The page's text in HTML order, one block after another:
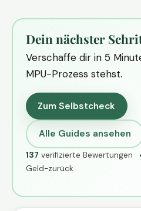
Dein nächster
Verschaffe dir in 5
MPU-Prozess stehst.
Zum Selbstcheck
Alle Guides ansehen
137 verifizierte Bewertungen ·
Geld-zurück